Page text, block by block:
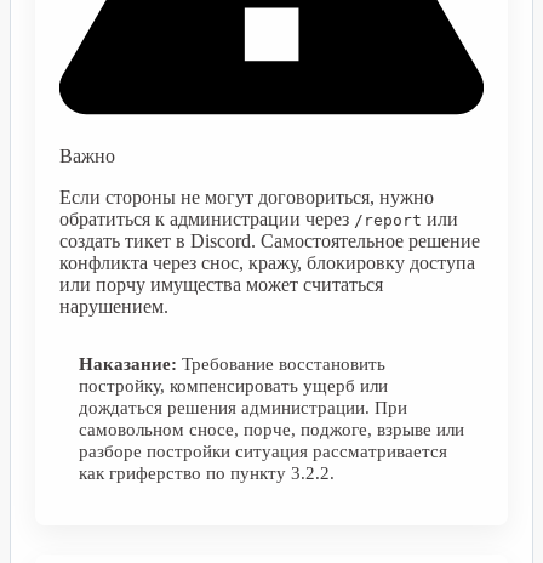
Важно
Если стороны не могут договориться, нужно
обратиться к администрации через /report или
создать тикет в Discord. Самостоятельное решение
конфликта через снос, кражу, блокировку доступа
или порчу имущества может считаться
нарушением.
Наказание: Требование восстановить
постройку, компенсировать ущерб или
дождаться решения администрации. При
самовольном сносе, порче, поджоге, взрыве или
разборе постройки ситуация рассматривается
как гриферство по пункту 3.2.2.